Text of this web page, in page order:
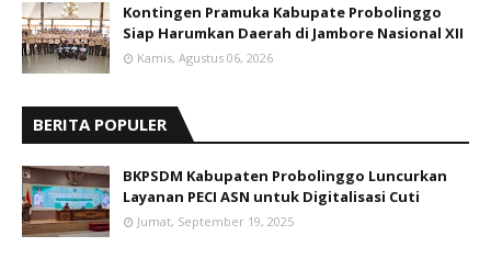
Kontingen Pramuka Kabupate Probolinggo
Siap Harumkan Daerah di Jambore Nasional XII
Kamis, Agustus 06, 2026
BERITA POPULER
BKPSDM Kabupaten Probolinggo Luncurkan
Layanan PECI ASN untuk Digitalisasi Cuti
Jumat, September 19, 2025